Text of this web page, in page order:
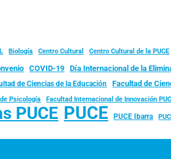
Biología Centro Cultural Centro Cultural de la PUCE
COVID-19 Día Internacional de la
de Ciencias de la Educación Facultad de
Psicología Facultad Internacional de Innovación
PUCE PUCE PUCE Ibarra